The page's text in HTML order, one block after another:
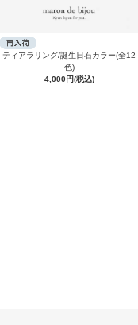
ティアラリング/誕生日石カラー(全12
色)
4,000円(税込)